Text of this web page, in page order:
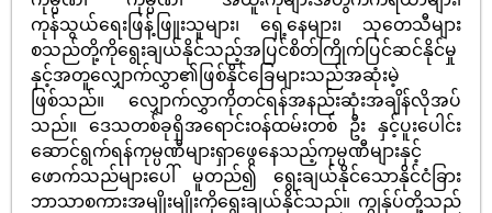
ကုန်သွယ်ရေးဖြန့်ဖြူးသူများ၊ ရှေ့နေများ၊ သုတေသီများ
စသည်တို့ကိုရွေးချယ်နိုင်သည့်အပြင်စိတ်ကြိုက်ပြင်ဆင်နိုင်မှု
နှင့်အတူလျှောက်လွှာ၏ဖြစ်နိုင်ခြေများသည်အဆုံးမဲ့
ဖြစ်သည်။ လျှောက်လွှာကိုတင်ရန်အနည်းဆုံးအချိန်လိုအပ်
သည်။ ဒေသတစ်ခုရှိအရောင်းဝန်ထမ်းတစ် ဦး နှင့်ပူးပေါင်း
ဆောင်ရွက်ရန်ကုမ္ပဏီများရှာဖွေနေသည့်ကုမ္ပဏီများနှင့်
ဖောက်သည်များပေါ် မူတည်၍ ရွေးချယ်နိုင်သောနိုင်ငံခြား
ဘာသာစကားအမျိုးမျိုးကိုရွေးချယ်နိုင်သည်။ ကျွန်ုပ်တို့သည်